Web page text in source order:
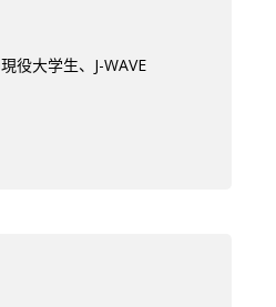
役大学生、J-WAVE